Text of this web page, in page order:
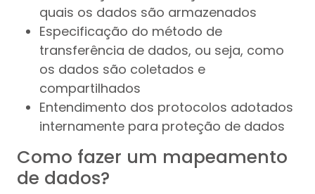
quais os dados são armazenados
Especificação do método de
transferência de dados, ou seja, como
os dados são coletados e
compartilhados
Entendimento dos protocolos adotados
internamente para proteção de dados
Como fazer um mapeamento
de dados?